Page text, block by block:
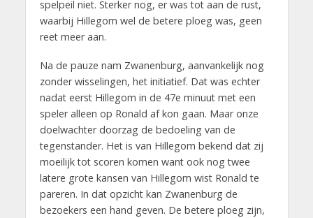
spelpeil niet. Sterker nog, er was tot aan de rust,
waarbij Hillegom wel de betere ploeg was, geen
reet meer aan.
Na de pauze nam Zwanenburg, aanvankelijk nog
zonder wisselingen, het initiatief. Dat was echter
nadat eerst Hillegom in de 47e minuut met een
speler alleen op Ronald af kon gaan. Maar onze
doelwachter doorzag de bedoeling van de
tegenstander. Het is van Hillegom bekend dat zij
moeilijk tot scoren komen want ook nog twee
latere grote kansen van Hillegom wist Ronald te
pareren. In dat opzicht kan Zwanenburg de
bezoekers een hand geven. De betere ploeg zijn,